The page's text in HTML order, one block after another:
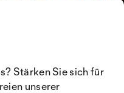
Stärken Sie sich für
unserer